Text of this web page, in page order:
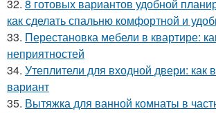
32. 8 готовых вариантов удобной
как сделать спальню комфортной и
33. Перестановка мебели в квартире:
неприятностей
34. Утеплители для входной двери: как
вариант
35. Вытяжка для ванной комнаты в